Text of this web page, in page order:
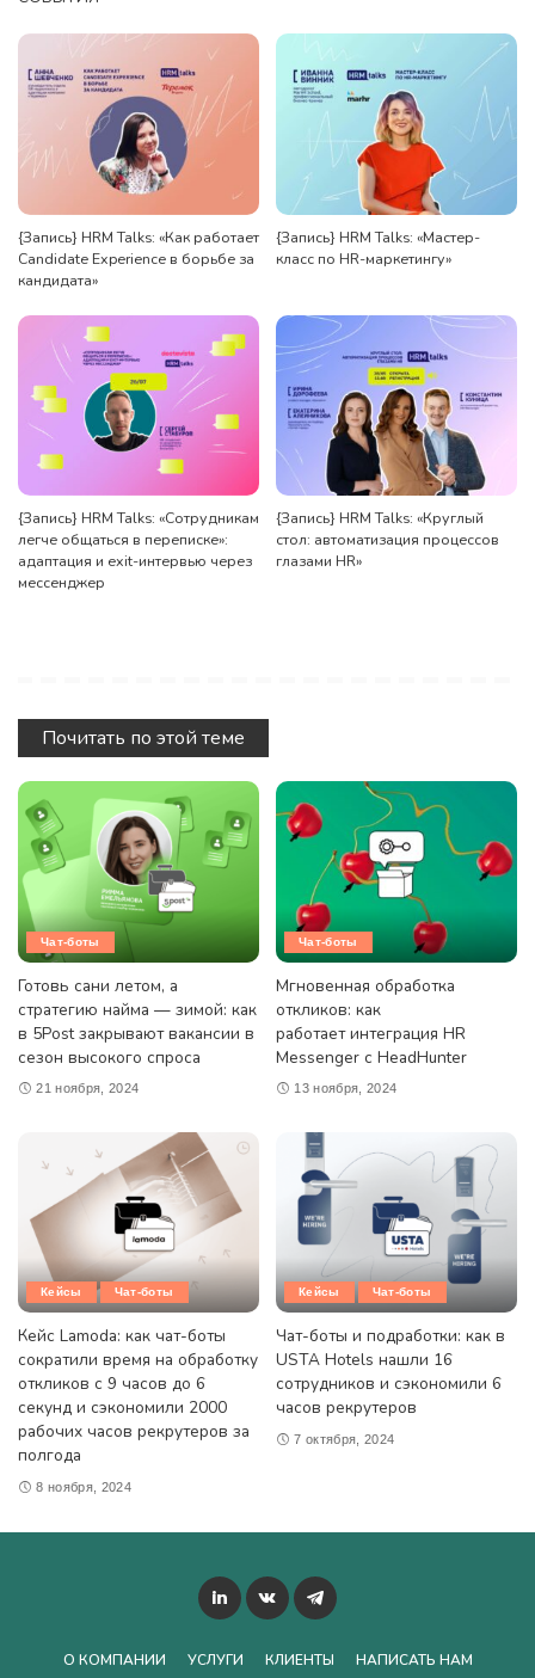
{Запись} HRM Talks: «Как работает
Candidate Experience в борьбе за
кандидата»
{Запись} HRM Talks: «Мастер-
класс по HR-маркетингу»
{Запись} HRM Talks: «Сотрудникам
легче общаться в переписке»:
адаптация и exit-интервью через
мессенджер
{Запись} HRM Talks: «Круглый
стол: автоматизация процессов
глазами HR»
Почитать по этой теме
Чат-боты
Готовь сани летом, а
стратегию найма — зимой: как
в 5Post закрывают вакансии в
сезон высокого спроса
21 ноября, 2024
Чат-боты
Мгновенная обработка
откликов: как
работает интеграция HR
Messenger с HeadHunter
13 ноября, 2024
Кейсы Чат-боты
Кейс Lamoda: как чат-боты
сократили время на обработку
откликов с 9 часов до 6
секунд и сэкономили 2000
рабочих часов рекрутеров за
полгода
8 ноября, 2024
Кейсы Чат-боты
Чат-боты и подработки: как в
USTA Hotels нашли 16
сотрудников и сэкономили 6
часов рекрутеров
7 октября, 2024
О КОМПАНИИ УСЛУГИ КЛИЕНТЫ НАПИСАТЬ НАМ